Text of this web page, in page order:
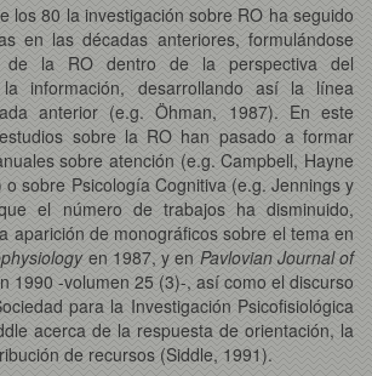
los 80 la investigación sobre RO ha seguido
en las décadas anteriores, formulándose
de la RO dentro de la perspectiva del
información, desarrollando así la línea
anterior (e.g. Öhman, 1987). En este
sobre la RO han pasado a formar
sobre atención (e.g. Campbell, Hayne
sobre Psicología Cognitiva (e.g. Jennings y
el número de trabajos ha disminuido,
aparición de monográficos sobre el tema en
en 1987, y en Pavlovian Journal of
1990 -volumen 25 (3)-, así como el discurso
para la Investigación Psicofisiológica
acerca de la respuesta de orientación, la
de recursos (Siddle, 1991).